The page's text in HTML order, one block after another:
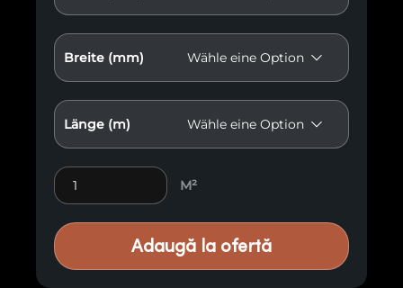
Breite (mm)
Länge (m)
Antikisierte Holzvertäfelung E40 quantity
M²
Adaugă la ofertă